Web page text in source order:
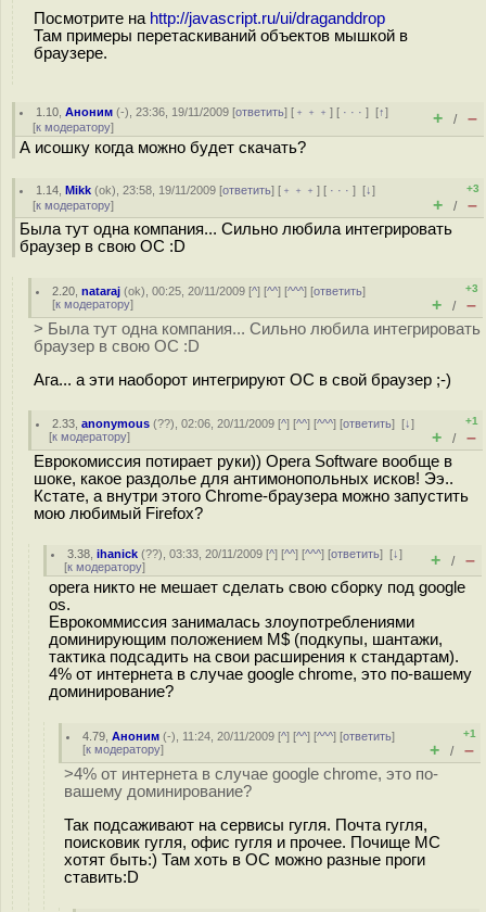
Посмотрите на http://javascript.ru/ui/draganddrop
Там примеры перетаскиваний объектов мышкой в
браузере.
1.10 ,Аноним (-), 23:36, 19/11/2009 [ответить] [ ﹢﹢﹢] [ · · ·][↑]
[к модератору] + / –
А исошку когда можно будет скачать?
1.14 ,Mikk (ok), 23:58, 19/11/2009 [ответить] [ ﹢﹢﹢] [ · · ·][↓]
[к модератору]
+3
+ / –
Была тут одна компания... Сильно любила интегрировать
браузер в свою ОС :D
2.20 ,nataraj (ok), 00:25, 20/11/2009 [^] [^^] [^^^] [ответить]
[к модератору]
+3
+ / –
> Была тут одна компания... Сильно любила интегрировать
браузер в свою ОС :D
Ага... а эти наоборот интегрируют ОС в свой браузер ;-)
2.33 ,anonymous (??), 02:06, 20/11/2009 [^] [^^] [^^^] [ответить][↓]
[к модератору]
+1
+ / –
Еврокомиссия потирает руки)) Opera Software вообще в
шоке, какое раздолье для антимонопольных исков! Ээ..
Кстате, а внутри этого Chrome-браузера можно запустить
мою любимый Firefox?
3.38 ,ihanick (??), 03:33, 20/11/2009 [^] [^^] [^^^] [ответить][↓]
[к модератору] + / –
opera никто не мешает сделать свою сборку под google
os.
Еврокоммиссия занималась злоупотреблениями
доминирующим положением M$ (подкупы, шантажи,
тактика подсадить на свои расширения к стандартам).
4% от интернета в случае google chrome, это по-вашему
доминирование?
4.79 ,Аноним (-), 11:24, 20/11/2009 [^] [^^] [^^^] [ответить]
[к модератору]
+1
+ / –
>4% от интернета в случае google chrome, это по-
вашему доминирование?
Так подсаживают на сервисы гугля. Почта гугля,
поисковик гугля, офис гугля и прочее. Почище МС
хотят быть:) Там хоть в ОС можно разные проги
ставить:D